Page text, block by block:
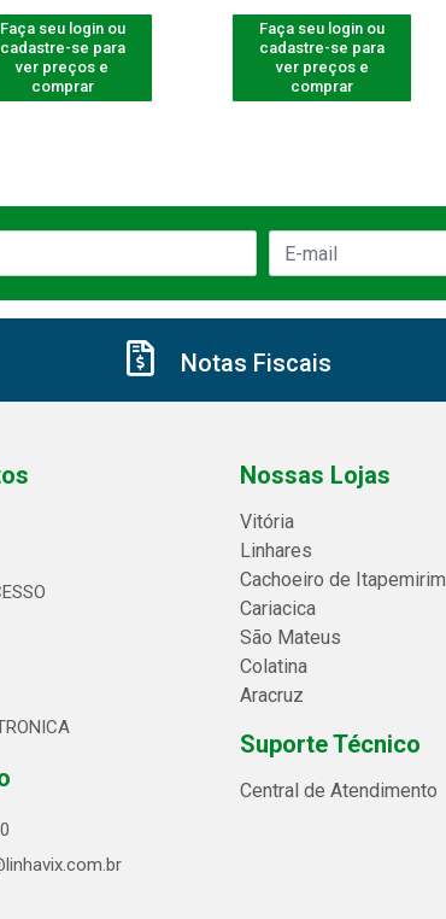
Faça seu login ou
cadastre-se para
ver preços e
comprar
Faça seu login ou
cadastre-se para
ver preços e
comprar
Notas Fiscais
Nossas Lojas
Vitória
Linhares
Cachoeiro de Itapemirim
Cariacica
São Mateus
Colatina
Aracruz
Suporte Técnico
Central de Atendimento